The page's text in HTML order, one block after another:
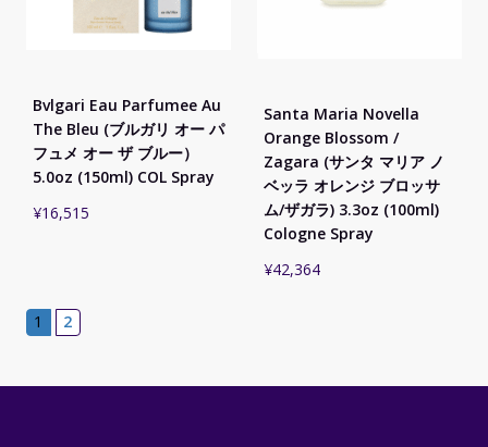
Bvlgari Eau Parfumee Au
The Bleu (ブルガリ オー パ
フュメ オー ザ ブルー）
5.0oz (150ml) COL Spray
¥16,515
Santa Maria Novella
Orange Blossom /
Zagara (サンタ マリア ノ
ベッラ オレンジ ブロッサ
ム/ザガラ) 3.3oz (100ml)
Cologne Spray
¥42,364
1 2